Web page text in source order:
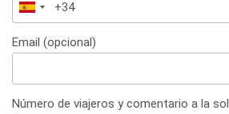
España
+34
Email (opcional)
Número de viajeros y comentario a la